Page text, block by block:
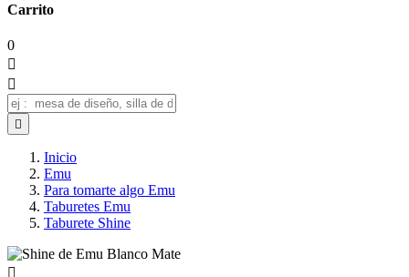
Carrito
0



Inicio
Emu
Para tomarte algo Emu
Taburetes Emu
Taburete Shine
